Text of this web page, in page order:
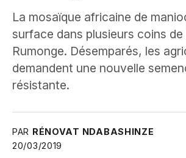
La mosaïque africaine de
surface dans plusieurs coins
Rumonge. Désemparés, les
demandent une nouvelle
résistante.
PAR RÉNOVAT NDABASHINZE
20/03/2019